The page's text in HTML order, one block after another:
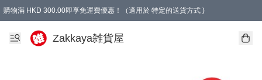
購物滿 HKD 300.00即享免運費優惠！（適用於 特定的送貨方式 )
Zakkaya雑貨屋